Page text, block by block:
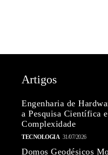
Artigos
Engenharia de
a Pesquisa Científica
Complexidade
TECNOLOGIA 31/07/2026
Domos Geodésicos